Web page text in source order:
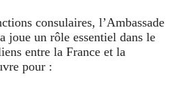
consulaires, l’Ambassade
joue un rôle essentiel dans le
entre la France et la
pour :